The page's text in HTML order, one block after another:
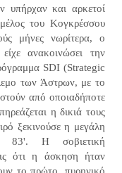
και αρκετοί
του Κογκρέσσου
μήνες νωρίτερα, ο
ανακοινώσει την
SDI (Strategic
των Άστρων, με το
από οποιαδήποτε
η δικιά τους
ξεκινούσε η μεγάλη
83'. Η σοβιετική
ότι η άσκηση ήταν